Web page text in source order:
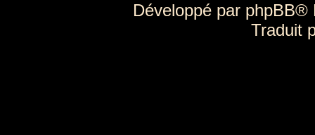
Développé par phpBB®
Traduit